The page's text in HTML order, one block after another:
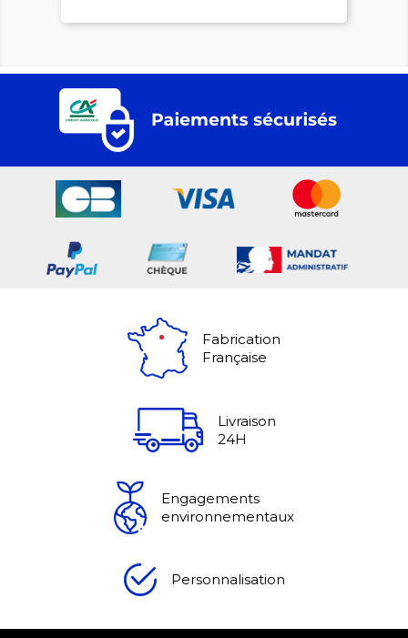
Fabrication
Française
Livraison
24H
Engagements
environnementaux
Personnalisation